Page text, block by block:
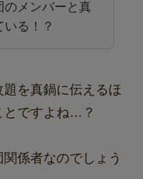
のメンバーと真
る！？
を真鍋に伝えるほ
とですよね…？
係者なのでしょう